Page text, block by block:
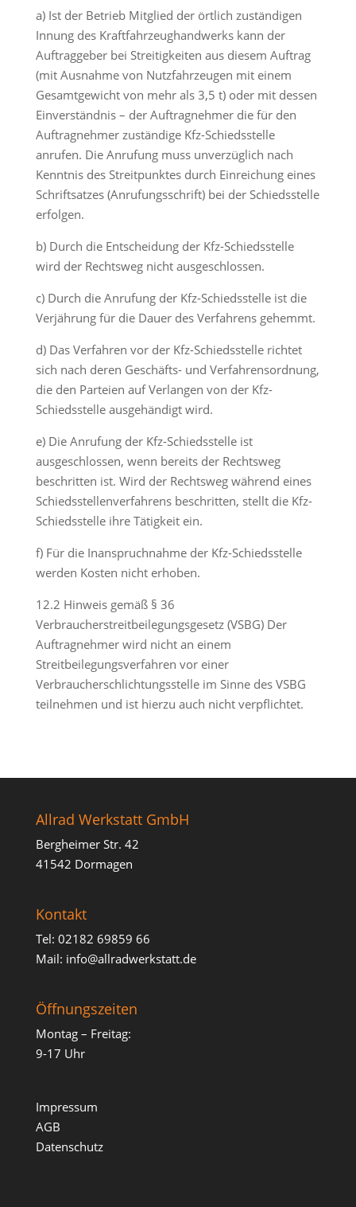
a) Ist der Betrieb Mitglied der örtlich zuständigen
Innung des Kraftfahrzeughandwerks kann der
Auftraggeber bei Streitigkeiten aus diesem Auftrag
(mit Ausnahme von Nutzfahrzeugen mit einem
Gesamtgewicht von mehr als 3,5 t) oder mit dessen
Einverständnis – der Auftragnehmer die für den
Auftragnehmer zuständige Kfz-Schiedsstelle
anrufen. Die Anrufung muss unverzüglich nach
Kenntnis des Streitpunktes durch Einreichung eines
Schriftsatzes (Anrufungsschrift) bei der Schiedsstelle
erfolgen.
b) Durch die Entscheidung der Kfz-Schiedsstelle
wird der Rechtsweg nicht ausgeschlossen.
c) Durch die Anrufung der Kfz-Schiedsstelle ist die
Verjährung für die Dauer des Verfahrens gehemmt.
d) Das Verfahren vor der Kfz-Schiedsstelle richtet
sich nach deren Geschäfts- und Verfahrensordnung,
die den Parteien auf Verlangen von der Kfz-
Schiedsstelle ausgehändigt wird.
e) Die Anrufung der Kfz-Schiedsstelle ist
ausgeschlossen, wenn bereits der Rechtsweg
beschritten ist. Wird der Rechtsweg während eines
Schiedsstellenverfahrens beschritten, stellt die Kfz-
Schiedsstelle ihre Tätigkeit ein.
f) Für die Inanspruchnahme der Kfz-Schiedsstelle
werden Kosten nicht erhoben.
12.2 Hinweis gemäß § 36
Verbraucherstreitbeilegungsgesetz (VSBG) Der
Auftragnehmer wird nicht an einem
Streitbeilegungsverfahren vor einer
Verbraucherschlichtungsstelle im Sinne des VSBG
teilnehmen und ist hierzu auch nicht verpflichtet.
Allrad Werkstatt GmbH
Bergheimer Str. 42
41542 Dormagen
Kontakt
Tel: 02182 69859 66
Mail: info@allradwerkstatt.de
Öffnungszeiten
Montag – Freitag:
9-17 Uhr
Impressum
AGB
Datenschutz